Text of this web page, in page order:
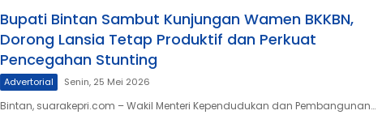
Bupati Bintan Sambut Kunjungan Wamen BKKBN,
Dorong Lansia Tetap Produktif dan Perkuat
Pencegahan Stunting
Advertorial Senin, 25 Mei 2026
Bintan, suarakepri.com – Wakil Menteri Kependudukan dan Pembangunan…